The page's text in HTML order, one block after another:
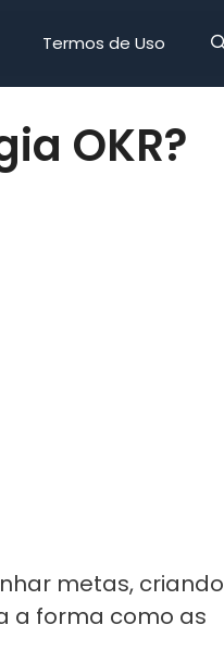
Termos de Uso
OKR?
metas, criando
a forma como as